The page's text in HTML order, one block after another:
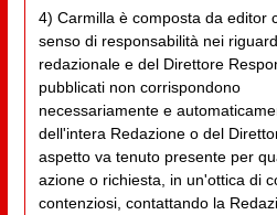
4) Carmilla è composta da editor
senso di responsabilità nei
redazionale e del Direttore
pubblicati non corrispondono
necessariamente e
dell'intera Redazione o del
aspetto va tenuto presente per
azione o richiesta, in un'ottica di
contenziosi, contattando la